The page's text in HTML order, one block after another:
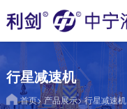
行星减速机
首页>产品展示>行星减速机